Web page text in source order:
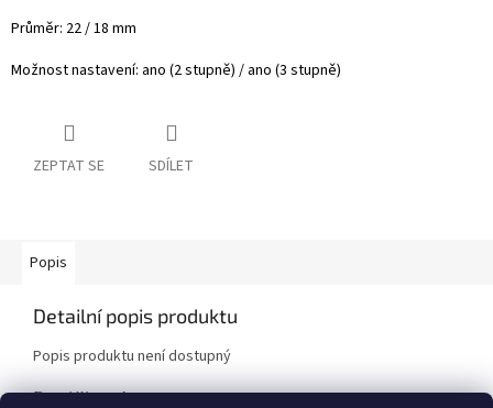
Průměr: 22/ 18 mm
Možnost nastavení: ano (2 stupně) / ano (3 stupně)
ZEPTAT SE SDÍLET
Popis
Detailní popis produktu
Popis produktu není dostupný
Doplňkové parametry